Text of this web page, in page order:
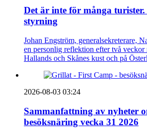
Det är inte för många
styrning
Johan Engström, generalsekreterare,
en personlig reflektion efter två veckor
Hallands och Skånes kust och på
2026-08-03 03:24
Sammanfattning av nyheter
besöksnäring vecka 31 2026